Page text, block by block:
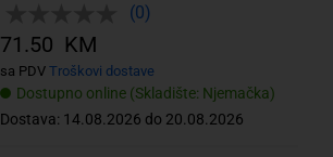
(0)
Dostupno online (Skladište: Njemačka)
Dostava: 14.08.2026 do 20.08.2026
71.50 KM
sa PDV Troškovi dostave